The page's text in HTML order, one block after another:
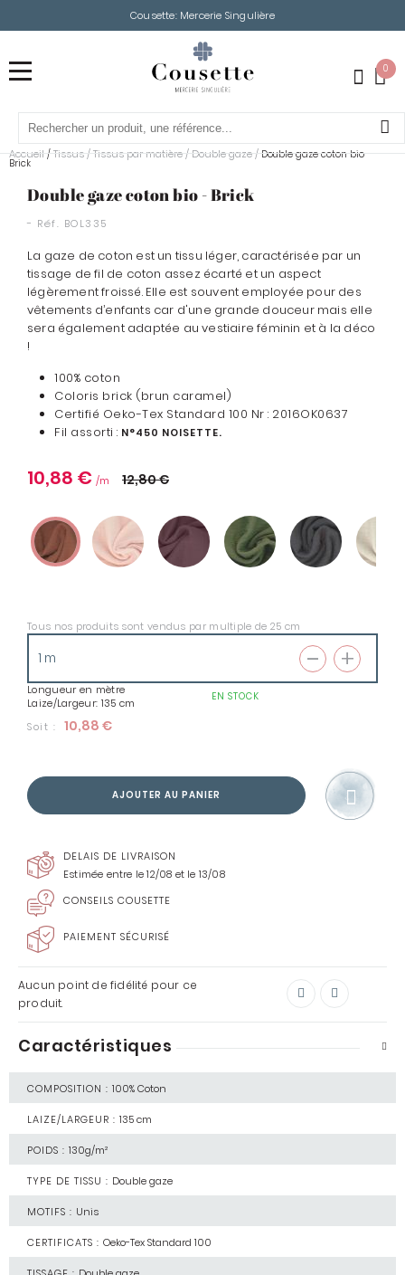
Cousette: Mercerie Singulière
0
Accueil /Tissus/Tissus par matière/Double gaze/Double gaze coton bio -
Brick
Double gaze coton bio - Brick
- Réf. BOL335
La gaze de coton est un tissu léger, caractérisée par un
tissage de fil de coton assez écarté et un aspect
légèrement froissé. Elle est souvent employée pour des
vêtements d’enfants car d'une grande douceur mais elle
sera également adaptée au vestiaire féminin et à la déco
!
100% coton
Coloris brick (brun caramel)
Certifié Oeko-Tex Standard 100 Nr : 2016OK0637
Fil assorti : N°450 NOISETTE.
10,88 € 12,80 €
Tous nos produits sont vendus par multiple de 25 cm
Longueur en mètre
Laize/Largeur: 135 cm
EN STOCK
Soit : 10,88 €
AJOUTER AU PANIER
DELAIS DE LIVRAISON
Estimée entre le 12/08 et le 13/08
CONSEILS COUSETTE
PAIEMENT SÉCURISÉ
Aucun point de fidélité pour ce
produit.
Caractéristiques
COMPOSITION : 100% Coton
LAIZE/LARGEUR : 135 cm
POIDS : 130g/m²
TYPE DE TISSU : Double gaze
MOTIFS : Unis
CERTIFICATS : Oeko-Tex Standard 100